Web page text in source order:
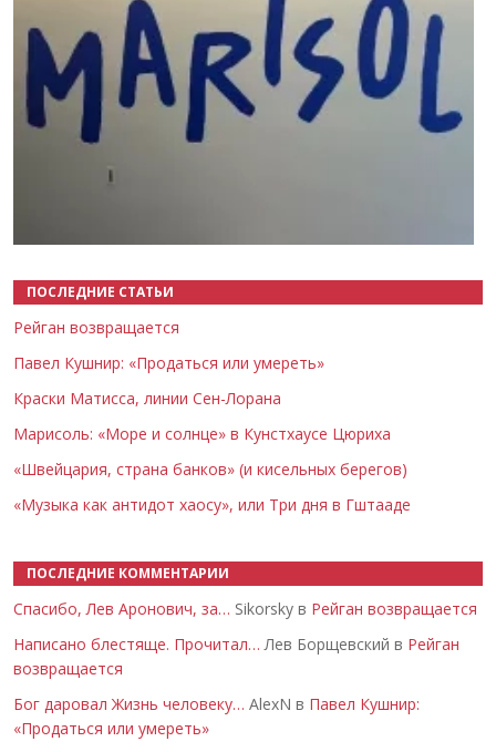
ПОСЛЕДНИЕ СТАТЬИ
Рейган возвращается
Павел Кушнир: «Продаться или умереть»
Краски Матисса, линии Сен-Лорана
Марисоль: «Море и солнце» в Кунстхаусе Цюриха
«Швейцария, страна банков» (и кисельных берегов)
«Музыка как антидот хаосу», или Три дня в Гштааде
ПОСЛЕДНИЕ КОММЕНТАРИИ
Спасибо, Лев Аронович, за… Sikorsky в Рейган возвращается
Написано блестяще. Прочитал… Лев Борщевский в Рейган
возвращается
Бог даровал Жизнь человеку… AlexN в Павел Кушнир:
«Продаться или умереть»